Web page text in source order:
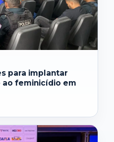
para implantar
feminicídio em